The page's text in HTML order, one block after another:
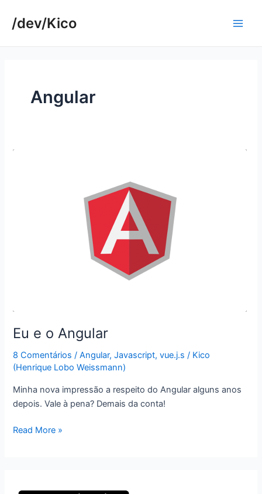
para/dev/Kico
Angular
Eu e o Angular
8 Comentários /Angular,Javascript,vue.j.s / Kico
(Henrique Lobo Weissmann)
Minha nova impressão a respeito do Angular alguns anos
depois. Vale à pena? Demais da conta!
Eu
Read More »